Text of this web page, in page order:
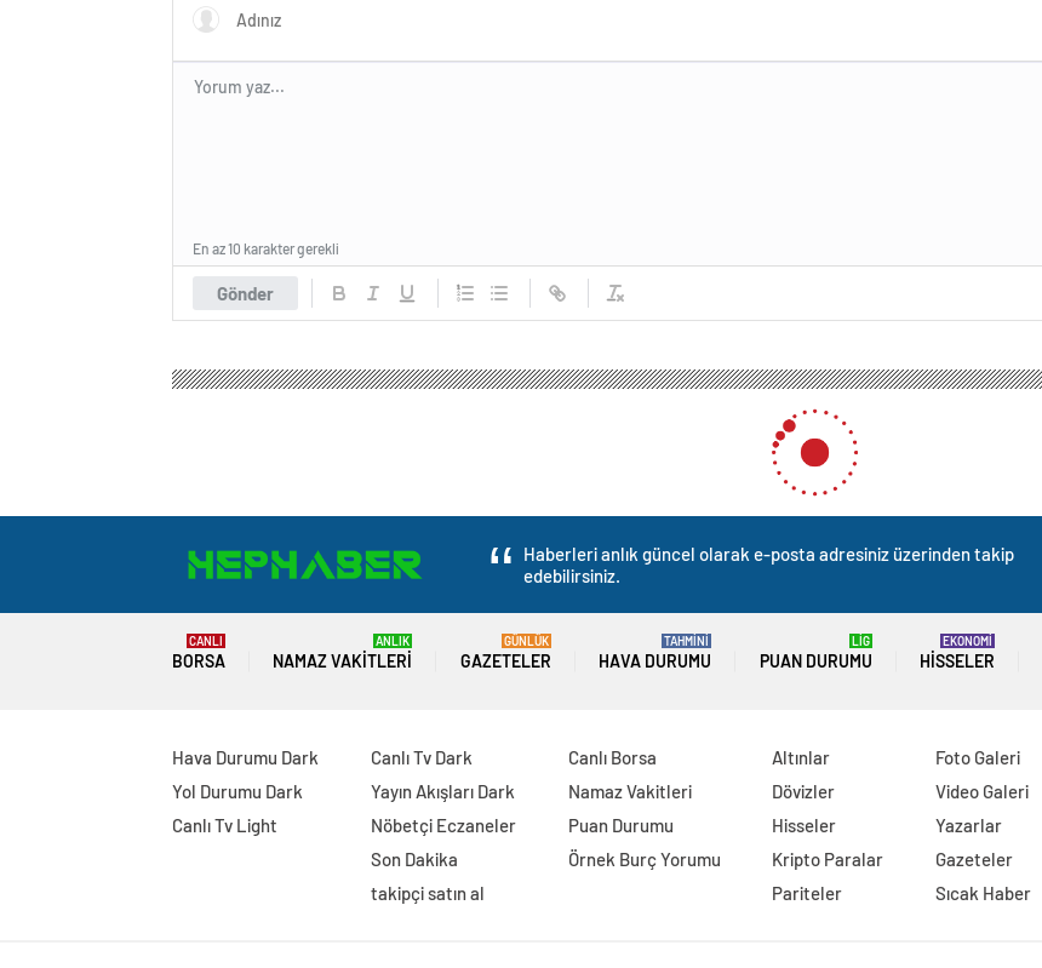
Gönder
En az 10 karakter gerekli
Haberleri anlık güncel olarak e-posta adresiniz üzerinden takip
edebilirsiniz.
BORSA
CANLI
NAMAZ VAKITLERI
ANLIK
GAZETELER
GÜNLÜK
HAVA DURUMU
TAHMİNİ
PUAN DURUMU
LİG
HISSELER
EKONOMİ
Hava Durumu Dark
Yol Durumu Dark
Canlı Tv Light
Canlı Tv Dark
Yayın Akışları Dark
Nöbetçi Eczaneler
Son Dakika
takipçi satın al
Canlı Borsa
Namaz Vakitleri
Puan Durumu
Örnek Burç Yorumu
Altınlar
Dövizler
Hisseler
Kripto Paralar
Pariteler
Foto Galeri
Video Galeri
Yazarlar
Gazeteler
Sıcak Haber